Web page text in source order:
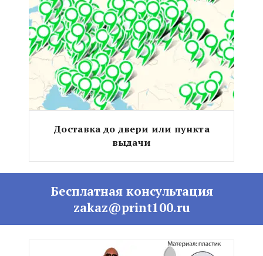
Доставка до двери или пункта
выдачи
Бесплатная консультация
zakaz@print100.ru